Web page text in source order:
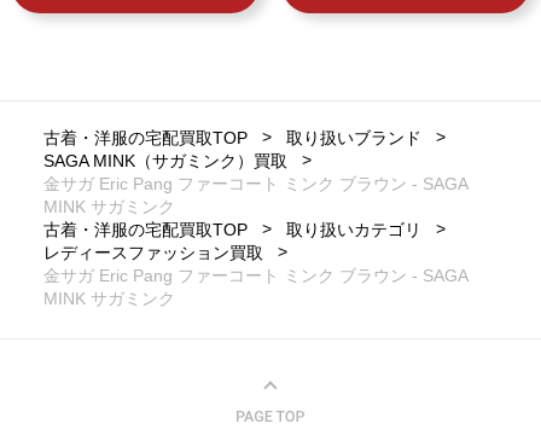
古着・洋服の宅配買取TOP
取り扱いブランド
SAGA MINK（サガミンク）買取
金サガ Eric Pang ファーコート ミンク ブラウン - SAGA
MINK サガミンク
古着・洋服の宅配買取TOP
取り扱いカテゴリ
レディースファッション買取
金サガ Eric Pang ファーコート ミンク ブラウン - SAGA
MINK サガミンク